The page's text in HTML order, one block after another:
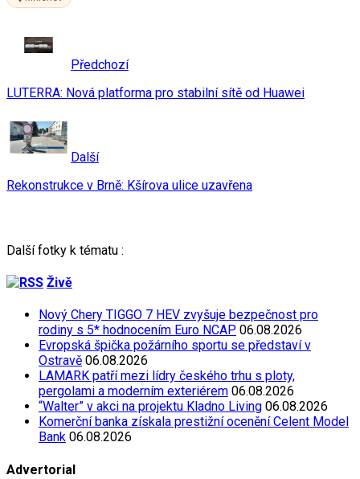
Předchozí
LUTERRA: Nová platforma pro stabilní sítě od Huawei
Další
Rekonstrukce v Brně: Kšírova ulice uzavřena
Další fotky k tématu :
Živě
Nový Chery TIGGO 7 HEV zvyšuje bezpečnost pro
rodiny s 5* hodnocením Euro NCAP 06.08.2026
Evropská špička požárního sportu se představí v
Ostravě 06.08.2026
LAMARK patří mezi lídry českého trhu s ploty,
pergolami a moderním exteriérem 06.08.2026
“Walter” v akci na projektu Kladno Living 06.08.2026
Komerční banka získala prestižní ocenění Celent Model
Bank 06.08.2026
Advertorial